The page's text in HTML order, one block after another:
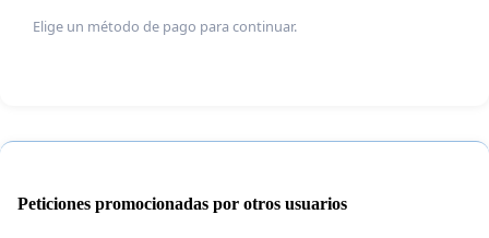
Elige un método de pago para continuar.
Peticiones promocionadas por otros usuarios